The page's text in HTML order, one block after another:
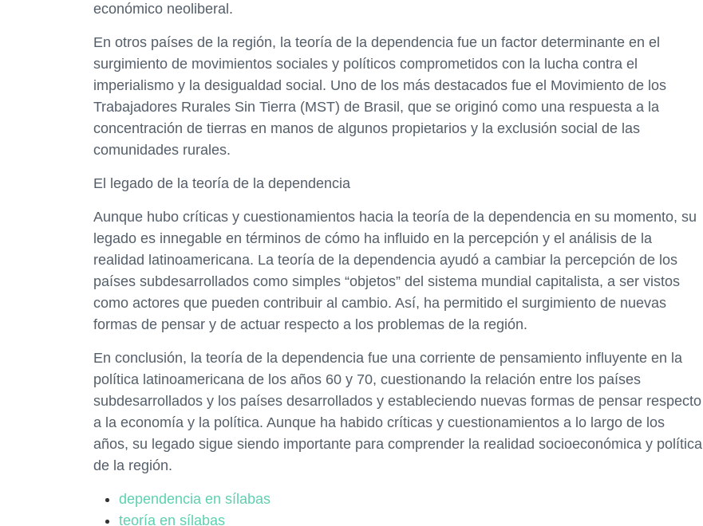
económico neoliberal.
En otros países de la región, la teoría de la dependencia fue un factor determinante en el
surgimiento de movimientos sociales y políticos comprometidos con la lucha contra el
imperialismo y la desigualdad social. Uno de los más destacados fue el Movimiento de los
Trabajadores Rurales Sin Tierra (MST) de Brasil, que se originó como una respuesta a la
concentración de tierras en manos de algunos propietarios y la exclusión social de las
comunidades rurales.
El legado de la teoría de la dependencia
Aunque hubo críticas y cuestionamientos hacia la teoría de la dependencia en su momento, su
legado es innegable en términos de cómo ha influido en la percepción y el análisis de la
realidad latinoamericana. La teoría de la dependencia ayudó a cambiar la percepción de los
países subdesarrollados como simples “objetos” del sistema mundial capitalista, a ser vistos
como actores que pueden contribuir al cambio. Así, ha permitido el surgimiento de nuevas
formas de pensar y de actuar respecto a los problemas de la región.
En conclusión, la teoría de la dependencia fue una corriente de pensamiento influyente en la
política latinoamericana de los años 60 y 70, cuestionando la relación entre los países
subdesarrollados y los países desarrollados y estableciendo nuevas formas de pensar respecto
a la economía y la política. Aunque ha habido críticas y cuestionamientos a lo largo de los
años, su legado sigue siendo importante para comprender la realidad socioeconómica y política
de la región.
dependencia en sílabas
teoría en sílabas